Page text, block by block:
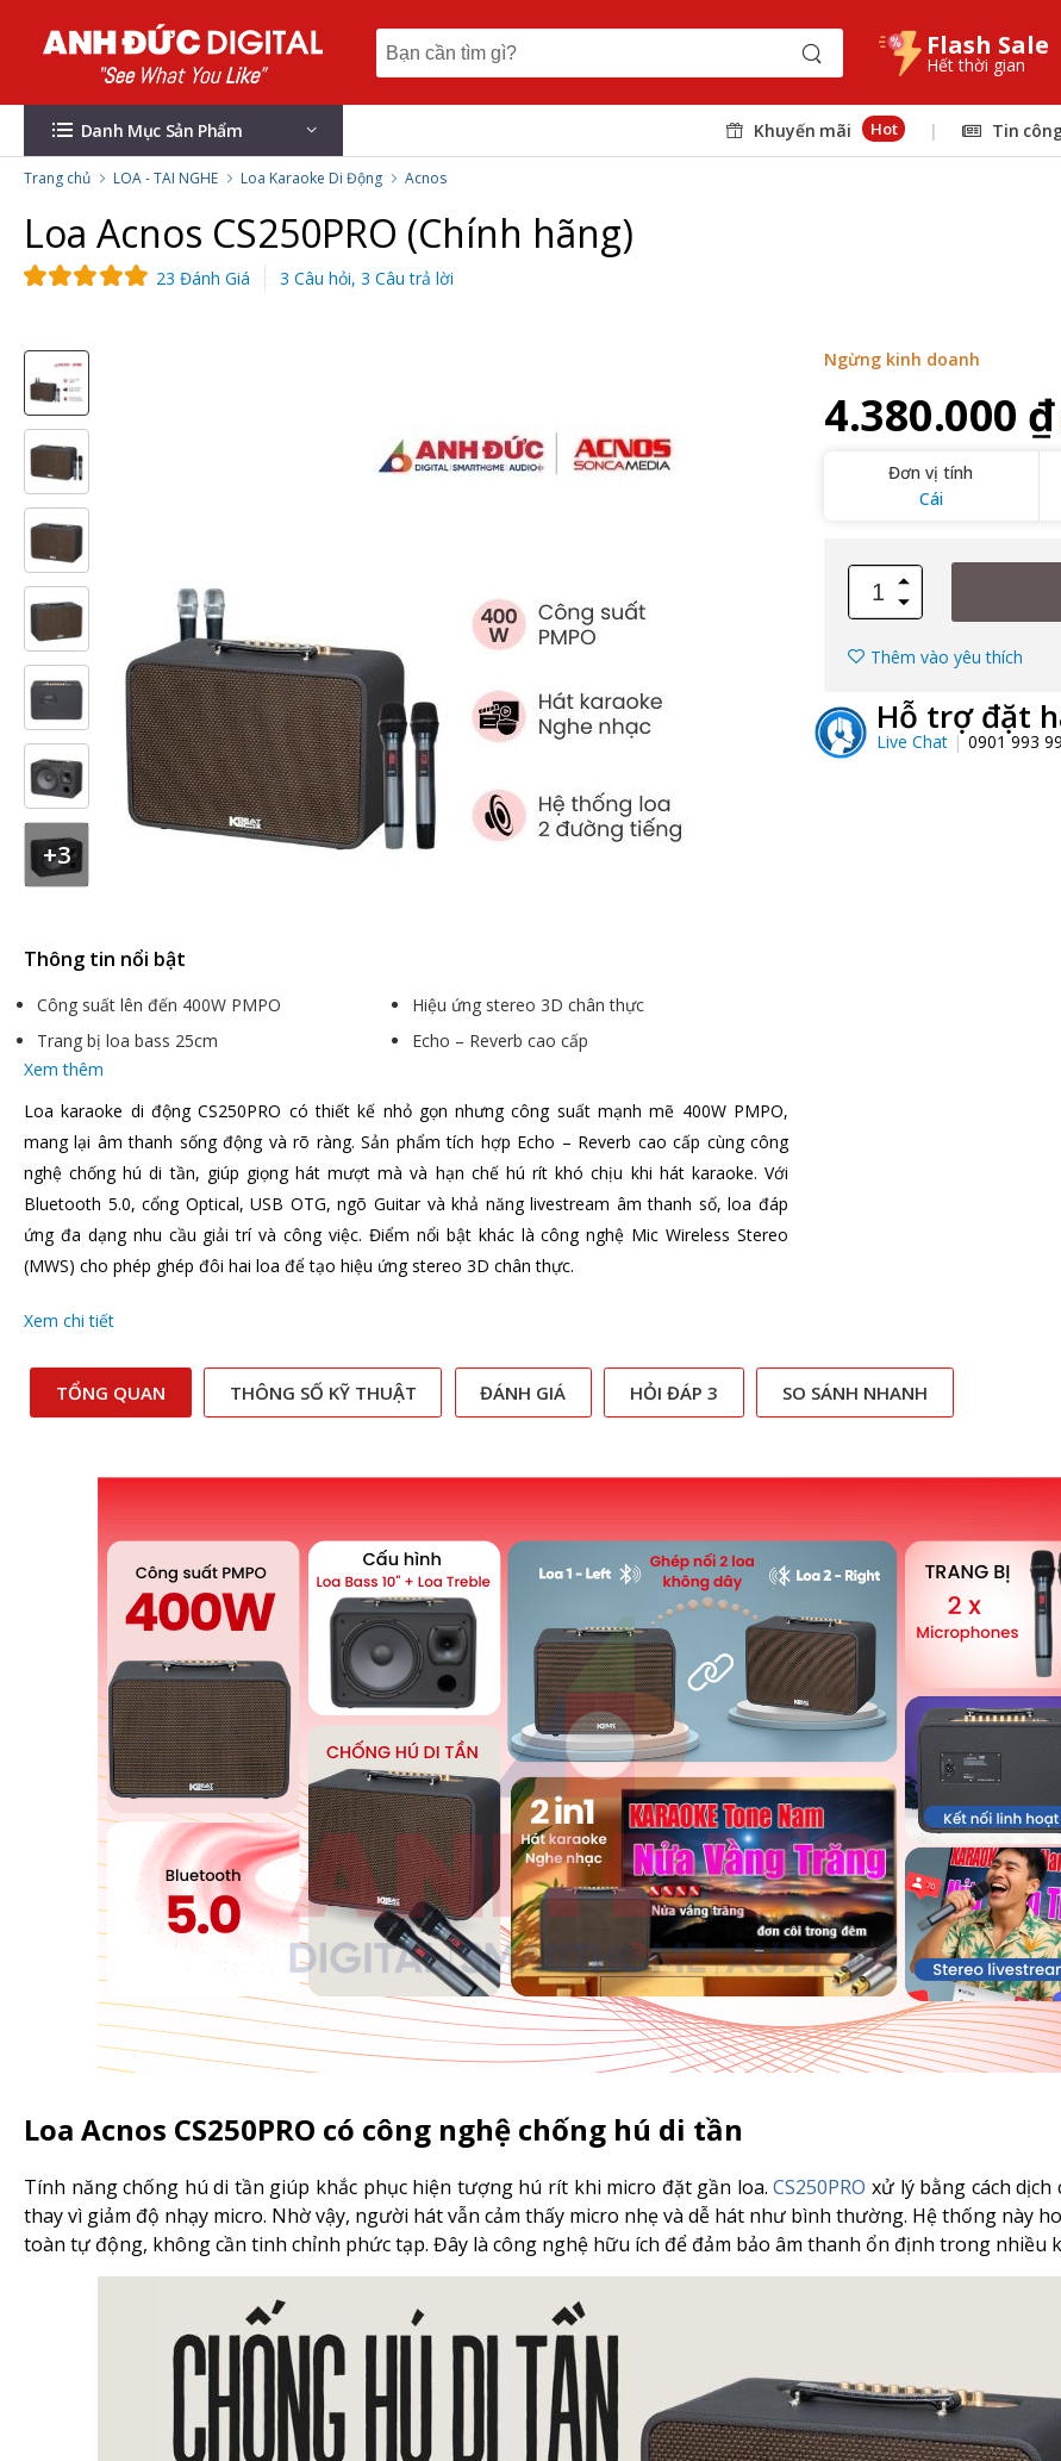
Flash Sale
Hết thời gian
Danh Mục Sản Phẩm Khuyến mãi Hot | Tin
Trang chủ LOA - TAI NGHE Loa Karaoke Di Động Acnos
Loa Acnos CS250PRO (Chính hãng)
23 Đánh Giá 3 Câu hỏi, 3 Câu trả lời
+3
Thông tin nổi bật
Công suất lên đến 400W PMPO
Hiệu ứng stereo 3D chân thực
Trang bị loa bass 25cm
Echo – Reverb cao cấp
Xem thêm
Loa karaoke di động CS250PRO có thiết kế nhỏ gọn nhưng công suất mạnh mẽ 400W PMPO,
mang lại âm thanh sống động và rõ ràng. Sản phẩm tích hợp Echo – Reverb cao cấp cùng công
nghệ chống hú di tần, giúp giọng hát mượt mà và hạn chế hú rít khó chịu khi hát karaoke. Với
Bluetooth 5.0, cổng Optical, USB OTG, ngõ Guitar và khả năng livestream âm thanh số, loa đáp
ứng đa dạng nhu cầu giải trí và công việc. Điểm nổi bật khác là công nghệ Mic Wireless Stereo
(MWS) cho phép ghép đôi hai loa để tạo hiệu ứng stereo 3D chân thực.
Xem chi tiết
Ngừng kinh doanh
4.380.000 ₫
Đơn vị tính
Cái
Thêm vào yêu thích
Hỗ trợ đặt
Live Chat 0901 993
TỔNG QUAN THÔNG SỐ KỸ THUẬT ĐÁNH GIÁ HỎI ĐÁP 3 SO SÁNH NHANH
Loa Acnos CS250PRO có công nghệ chống hú di tần
Tính năng chống hú di tần giúp khắc phục hiện tượng hú rít khi micro đặt gần loa.CS250PRO xử lý bằng cách dịch
thay vì giảm độ nhạy micro. Nhờ vậy, người hát vẫn cảm thấy micro nhẹ và dễ hát như bình thường. Hệ thống này
toàn tự động, không cần tinh chỉnh phức tạp. Đây là công nghệ hữu ích để đảm bảo âm thanh ổn định trong nhiều